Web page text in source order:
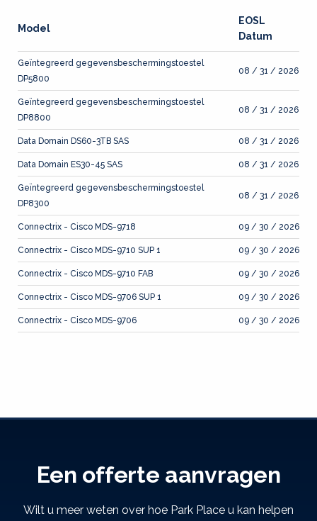
Model
EOSL
Datum
Geïntegreerd gegevensbeschermingstoestel
DP5800
08 / 31 / 2026
Geïntegreerd gegevensbeschermingstoestel
DP8800
08 / 31 / 2026
Data Domain DS60-3TB SAS 08 / 31 / 2026
Data Domain ES30-45 SAS 08 / 31 / 2026
Geïntegreerd gegevensbeschermingstoestel
DP8300
08 / 31 / 2026
Connectrix - Cisco MDS-9718 09 / 30 / 2026
Connectrix - Cisco MDS-9710 SUP 1 09 / 30 / 2026
Connectrix - Cisco MDS-9710 FAB 09 / 30 / 2026
Connectrix - Cisco MDS-9706 SUP 1 09 / 30 / 2026
Connectrix - Cisco MDS-9706 09 / 30 / 2026
Een offerte aanvragen
Wilt u meer weten over hoe Park Place u kan helpen